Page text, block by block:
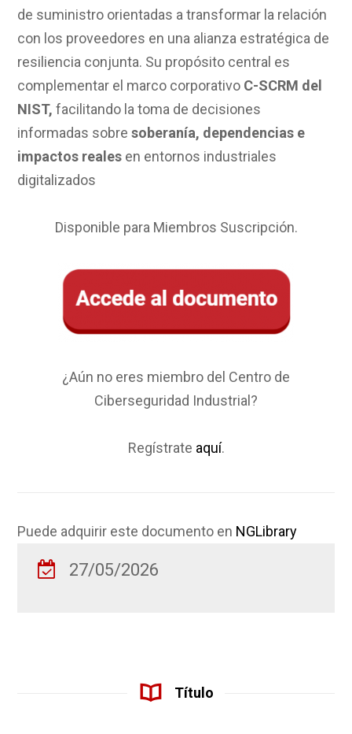
de suministro orientadas a transformar la relación
con los proveedores en una alianza estratégica de
resiliencia conjunta. Su propósito central es
complementar el marco corporativo C-SCRM del
NIST, facilitando la toma de decisiones
informadas sobresoberanía, dependencias e
impactos reales en entornos industriales
digitalizados
Disponible para Miembros Suscripción.
¿Aún no eres miembro del Centro de
Ciberseguridad Industrial?
Regístrate aquí.
Puede adquirir este documento en NGLibrary
27/05/2026
Título